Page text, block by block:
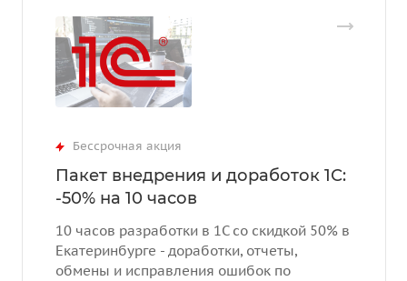
Бессрочная акция
Пакет внедрения и доработок 1С:
-50% на 10 часов
10 часов разработки в 1С со скидкой 50% в
Екатеринбурге - доработки, отчеты,
обмены и исправления ошибок по